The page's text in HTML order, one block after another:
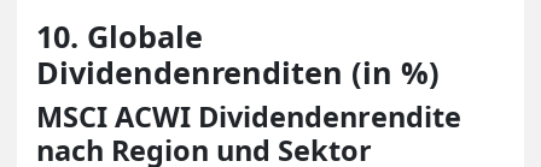
10. Globale
Dividendenrenditen (in %)
MSCI ACWI Dividendenrendite
nach Region und Sektor